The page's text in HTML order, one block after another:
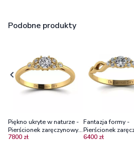
Podobne produkty
Piękno ukryte w naturze -
Pierścionek zaręczynowy z
diamentami Vs2/G, żółte
7800 zł
Fantazja formy -
Pierścionek
żółtego złota z
6400 zł